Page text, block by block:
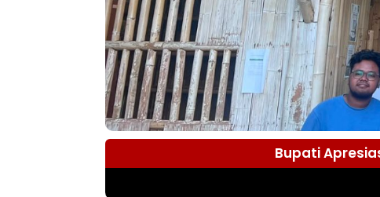
Bupati